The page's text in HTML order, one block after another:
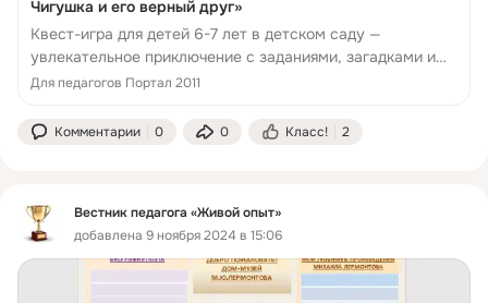
Чигушка и его верный друг»
Квест-игра для детей 6-7 лет в детском саду —
увлекательное приключение с заданиями, загадками и
весельем. Развивайте смекалку и командный дух!
Для педагогов Портал 2011
Комментарии 0 0 Класс! 2
Вестник педагога «Живой опыт»
добавлена 9 ноября 2024 в 15:06